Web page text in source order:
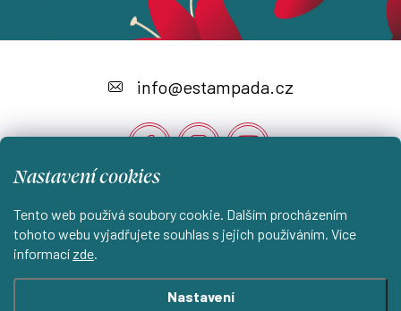
Nastavení cookies
Tento web používá soubory cookie. Dalším procházením
tohoto webu vyjadřujete souhlas s jejich používáním. Více
informací zde.
Nastavení
a
Instagram
info@estampada.cz
Shoptet.cz KantorStudio.cz